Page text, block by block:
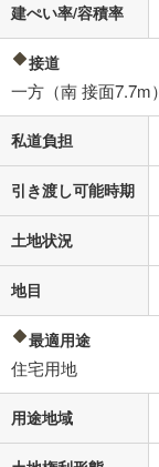
建ぺい率/容積率
接道
一方（南 接面7.7m）
私道負担
引き渡し可能時期
土地状況
地目
最適用途
住宅用地
用途地域